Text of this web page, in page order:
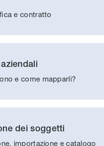
e contratto
e come mapparli?
dei soggetti
importazione e catalogo